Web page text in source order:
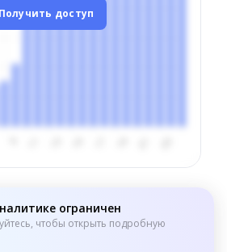
Получить доступ
ограничен
чтобы открыть подробную